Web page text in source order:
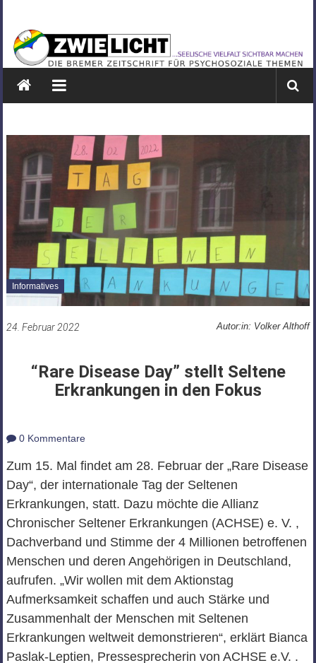
springen
ZWIELICHT
BREMEN
DIE
PSYCHOSOZIALE
THEMEN
Informatives
24. Februar 2022 Autor:in: Volker Althoff
“Rare Disease Day” stellt Seltene
Erkrankungen in den Fokus
0 Kommentare
Zum 15. Mal findet am 28. Februar der „Rare Disease
Day“, der internationale Tag der Seltenen
Erkrankungen, statt. Dazu möchte die Allianz
Chronischer Seltener Erkrankungen (ACHSE) e. V. ,
Dachverband und Stimme der 4 Millionen betroffenen
Menschen und deren Angehörigen in Deutschland,
aufrufen. „Wir wollen mit dem Aktionstag
Aufmerksamkeit schaffen und auch Stärke und
Zusammenhalt der Menschen mit Seltenen
Erkrankungen weltweit demonstrieren“, erklärt Bianca
Paslak-Leptien, Pressesprecherin von ACHSE e.V. .